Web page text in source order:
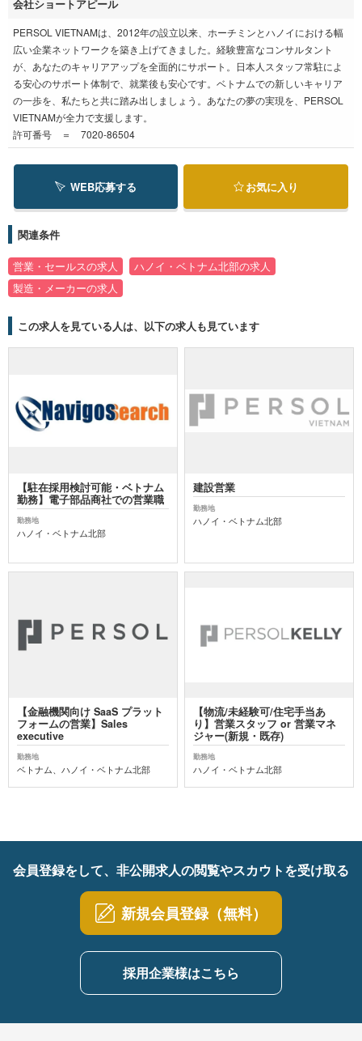
会社ショートアピール
PERSOL VIETNAMは、2012年の設立以来、ホーチミンとハノイにおける幅
広い企業ネットワークを築き上げてきました。経験豊富なコンサルタント
が、あなたのキャリアアップを全面的にサポート。日本人スタッフ常駐によ
る安心のサポート体制で、就業後も安心です。ベトナムでの新しいキャリア
の一歩を、私たちと共に踏み出しましょう。あなたの夢の実現を、PERSOL
VIETNAMが全力で支援します。
許可番号 ＝ 7020-86504
WEB応募する お気に入り
関連条件
営業・セールスの求人
ハノイ・ベトナム北部の求人
製造・メーカーの求人
この求人を見ている人は、以下の求人も見ています
【駐在採用検討可能・ベトナム
勤務】電子部品商社での営業職
勤務地
ハノイ・ベトナム北部
建設営業
勤務地
ハノイ・ベトナム北部
【金融機関向け SaaS プラット
フォームの営業】Sales
executive
勤務地
ベトナム、ハノイ・ベトナム北部
【物流/未経験可/住宅手当あ
り】営業スタッフ or 営業マネ
ジャー(新規・既存)
勤務地
ハノイ・ベトナム北部
会員登録をして、非公開求人の閲覧やスカウトを受け取る
新規会員登録（無料）
採用企業様はこちら